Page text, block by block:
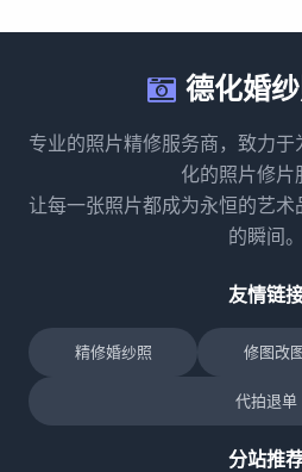
德化婚
专业的照片精修服务商，致力
化的照片修片
让每一张照片都成为永恒的艺
的瞬间。
友情链
精修婚纱照 修图改
代拍退单
分站推